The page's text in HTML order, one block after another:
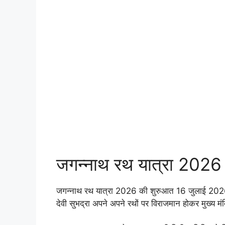
जगन्नाथ रथ यात्रा
जगन्नाथ रथ यात्रा 2026 की शुरुआत 16 जुलाई
देवी सुभद्रा अपने अपने रथों पर विराजमान होकर मुख्य